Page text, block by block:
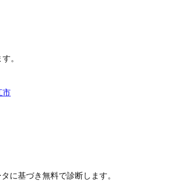
。
市
に基づき無料で診断します。